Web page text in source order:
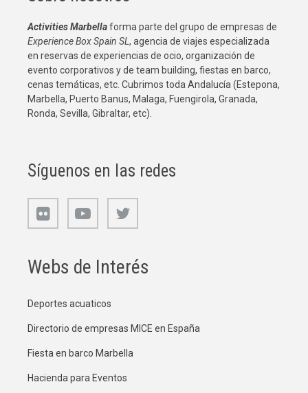
Activities Marbellaforma parte del grupo de empresas de
Experience Box Spain SL, agencia de viajes especializada
en reservas de experiencias de ocio, organización de
evento corporativos y de team building, fiestas en barco,
cenas temáticas, etc. Cubrimos toda Andalucía (Estepona,
Marbella, Puerto Banus, Malaga, Fuengirola, Granada,
Ronda, Sevilla, Gibraltar, etc).
Síguenos en las redes
Webs de Interés
Deportes acuaticos
Directorio de empresas MICE en España
Fiesta en barco Marbella
Hacienda para Eventos